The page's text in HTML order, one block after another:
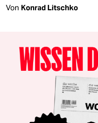
Von Konrad Litschko